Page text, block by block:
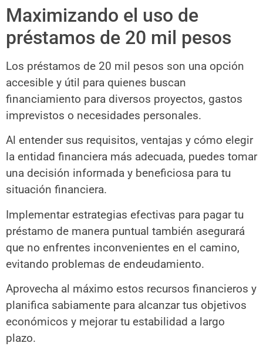
Maximizando el uso de
préstamos de 20 mil pesos
Los préstamos de 20 mil pesos son una opción
accesible y útil para quienes buscan
financiamiento para diversos proyectos, gastos
imprevistos o necesidades personales.
Al entender sus requisitos, ventajas y cómo elegir
la entidad financiera más adecuada, puedes tomar
una decisión informada y beneficiosa para tu
situación financiera.
Implementar estrategias efectivas para pagar tu
préstamo de manera puntual también asegurará
que no enfrentes inconvenientes en el camino,
evitando problemas de endeudamiento.
Aprovecha al máximo estos recursos financieros y
planifica sabiamente para alcanzar tus objetivos
económicos y mejorar tu estabilidad a largo
plazo.